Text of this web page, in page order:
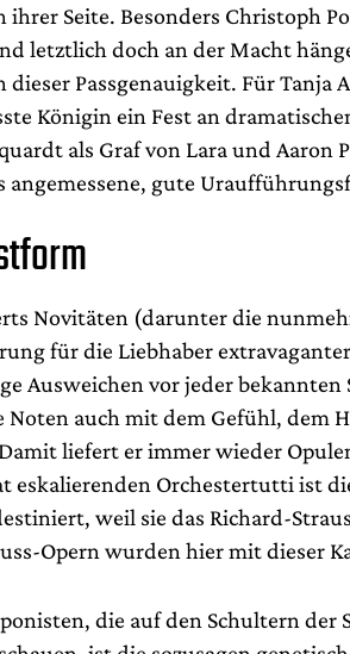
ihrer Seite. Besonders Christoph
letztlich doch an der Macht
Passgenauigkeit. Für Tanja
Königin ein Fest an
als Graf von Lara und Aaron
angemessene, gute
Novitäten (darunter die
für die Liebhaber
Ausweichen vor jeder bekannten
Noten auch mit dem Gefühl, dem
liefert er immer wieder
eskalierenden Orchestertutti ist
weil sie das Richard-
Opern wurden hier mit dieser
die auf den Schultern der